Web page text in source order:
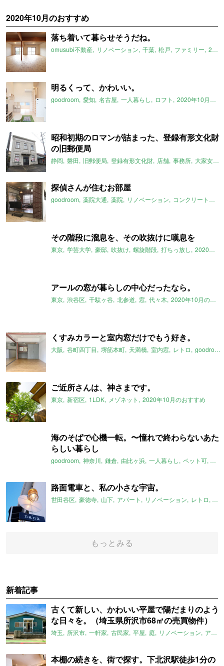
2020年10月のおすすめ
落ち着いて暮らせそうだね。
omusubi不動産 リノベーション 千葉 松戸 ファミリー 2020年10月のおすすめ
明るくって、かわいい。
goodroom 愛知 名古屋 一人暮らし ロフト 2020年10月のおすすめ
昭和初期のロマンが詰まった、登録有形文化財
の旧郵便局
静岡 磐田 旧郵便局 登録有形文化財 店舗 事務所 大家女子
探偵さんが住むお部屋
goodroom 薬院大通 薬院 リノベーション コンクリート打ちっぱなし
その階段に溜息を、その吹抜けに嘆息を
東京 学芸大学 豪邸 吹抜け 螺旋階段 打ちっ放し 2020年10月のおすすめ
アールの窓が暮らしの中心だったなら。
東京 渋谷区 千駄ヶ谷 北参道 窓 代々木 2020年10月のおすすめ
くすみカラーと室内窓だけでもう好き。
大阪 谷町四丁目 堺筋本町 天満橋 室内窓 レトロ goodroom
ご近所さんは、神さまです。
東京 新宿区 1LDK メゾネット 2020年10月のおすすめ
海のそばで心機一転。〜憧れで終わらないあた
らしい暮らし
goodroom 神奈川 鎌倉 由比ヶ浜 一人暮らし ペット可 マ
路面電車と、私の小さな宇宙。
世田谷区 豪徳寺 山下 アパート リノベーション レトロ 東
もっとみる
新着記事
古くて新しい、かわいい平屋で陽だまりのよう
な日々を。（埼玉県所沢市68㎡の売買物件）
埼玉 所沢市 一軒家 古民家 平屋 庭 リノベーション アメリカンハウス
本棚の続きを、街で探す。下北沢駅徒歩1分の